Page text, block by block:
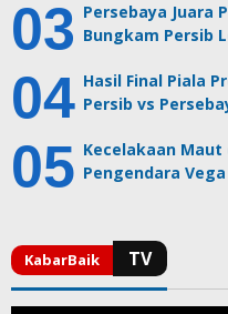
Persebaya Juara
Bungkam Persib
Hasil Final Piala
Persib vs
Kecelakaan Maut
Pengendara